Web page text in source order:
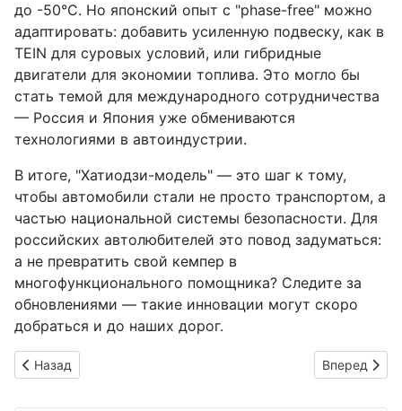
до -50°C. Но японский опыт с "phase-free" можно
адаптировать: добавить усиленную подвеску, как в
TEIN для суровых условий, или гибридные
двигатели для экономии топлива. Это могло бы
стать темой для международного сотрудничества
— Россия и Япония уже обмениваются
технологиями в автоиндустрии.
В итоге, "Хатиодзи-модель" — это шаг к тому,
чтобы автомобили стали не просто транспортом, а
частью национальной системы безопасности. Для
российских автолюбителей это повод задуматься:
а не превратить свой кемпер в
многофункционального помощника? Следите за
обновлениями — такие инновации могут скоро
добраться и до наших дорог.
Предыдущий: Kia PV5: первые электровэны прибыли в
Назад Следующий:
Вперед